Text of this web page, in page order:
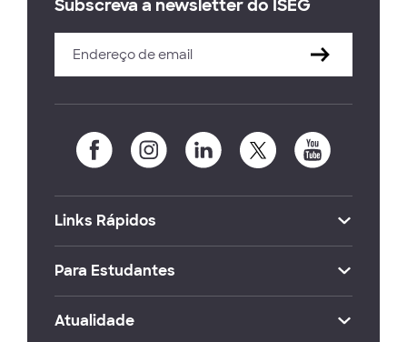
Subscreva a newsletter do ISEG
Links Rápidos
Para Estudantes
Atualidade